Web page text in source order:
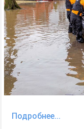
Подробнее...